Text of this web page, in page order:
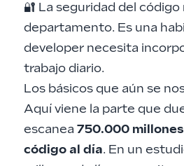
🔐 La seguridad del código
departamento. Es una
developer necesita
trabajo diario.
Los básicos que aún se
Aquí viene la parte que
escanea 750.000
código al día. En un